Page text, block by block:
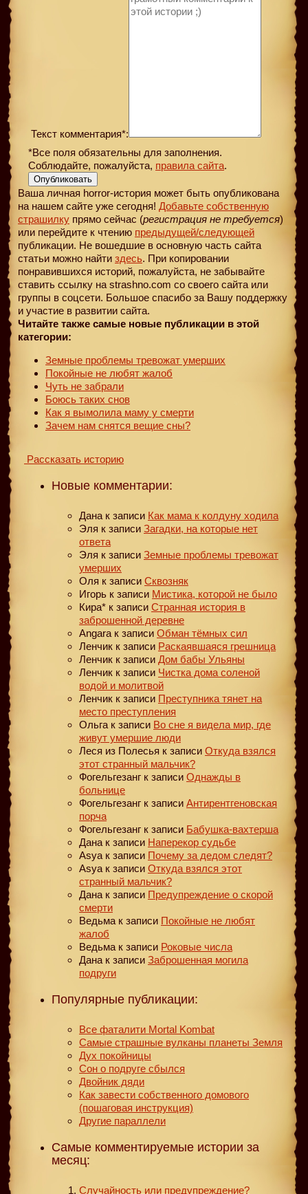
Текст комментария*:
*Все поля обязательны для заполнения.
Соблюдайте, пожалуйста, правила сайта.
Опубликовать
Ваша личная horror-история может быть опубликована
на нашем сайте уже сегодня! Добавьте собственную
страшилку прямо сейчас (регистрация не требуется)
или перейдите к чтению предыдущей/следующей
публикации. Не вошедшие в основную часть сайта
статьи можно найти здесь. При копировании
понравившихся историй, пожалуйста, не забывайте
ставить ссылку на strashno.com со своего сайта или
группы в соцсети. Большое спасибо за Вашу поддержку
и участие в развитии сайта.
Читайте также самые новые публикации в этой
категории:
Земные проблемы тревожат умерших
Покойные не любят жалоб
Чуть не забрали
Боюсь таких снов
Как я вымолила маму у смерти
Зачем нам снятся вещие сны?
Рассказать историю
Новые комментарии:
Дана к записи Как мама к колдуну ходила
Эля к записи Загадки, на которые нет
ответа
Эля к записи Земные проблемы тревожат
умерших
Оля к записи Сквозняк
Игорь к записи Мистика, которой не было
Кира* к записи Странная история в
заброшенной деревне
Angara к записи Обман тёмных сил
Ленчик к записи Раскаявшаяся грешница
Ленчик к записи Дом бабы Ульяны
Ленчик к записи Чистка дома соленой
водой и молитвой
Ленчик к записи Преступника тянет на
место преступления
Ольга к записи Во сне я видела мир, где
живут умершие люди
Леся из Полесья к записи Откуда взялся
этот странный мальчик?
Фогельгезанг к записи Однажды в
больнице
Фогельгезанг к записи Антирентгеновская
порча
Фогельгезанг к записи Бабушка-вахтерша
Дана к записи Наперекор судьбе
Asya к записи Почему за дедом следят?
Asya к записи Откуда взялся этот
странный мальчик?
Дана к записи Предупреждение о скорой
смерти
Ведьма к записи Покойные не любят
жалоб
Ведьма к записи Роковые числа
Дана к записи Заброшенная могила
подруги
Популярные публикации:
Все фаталити Mortal Kombat
Самые страшные вулканы планеты Земля
Дух покойницы
Сон о подруге сбылся
Двойник дяди
Как завести собственного домового
(пошаговая инструкция)
Другие параллели
Самые комментируемые истории за
месяц:
Случайность или предупреждение?